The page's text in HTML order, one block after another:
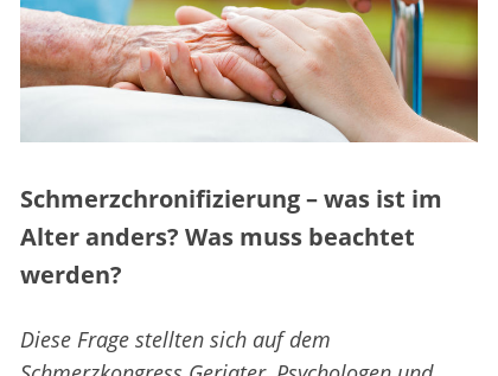
Schmerzchronifizierung – was ist im
Alter anders? Was muss beachtet
werden?
Diese Frage stellten sich auf dem